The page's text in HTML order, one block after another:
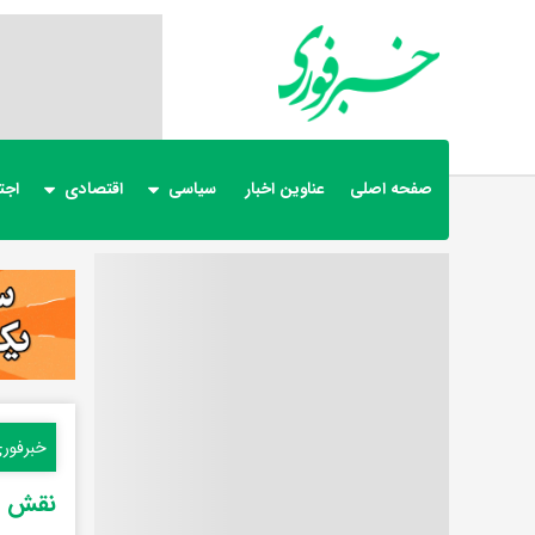
صفحه اصلی عناوین اخبار سیاسی اقتصادی
نقش